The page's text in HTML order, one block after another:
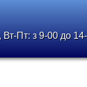
Пт: з 9-00 до